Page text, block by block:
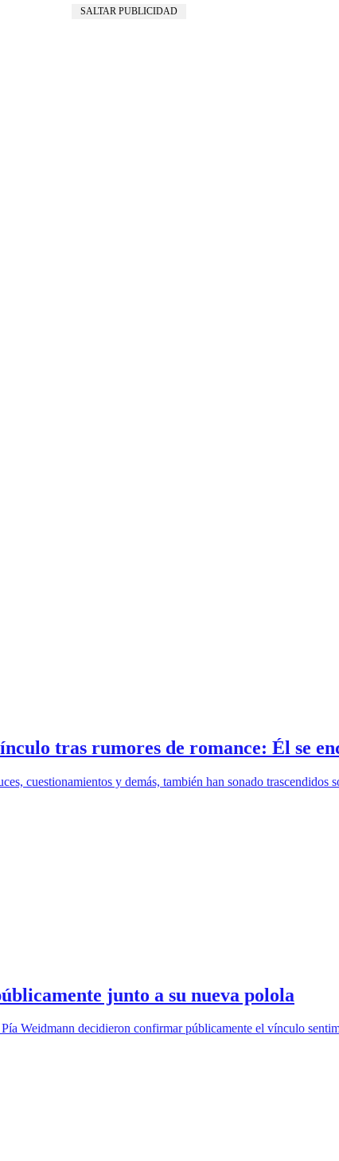
SALTAR PUBLICIDAD
tras rumores de romance: Él se
cuestionamientos y demás, también han sonado trascendidos
junto a su nueva polola
Weidmann decidieron confirmar públicamente el vínculo